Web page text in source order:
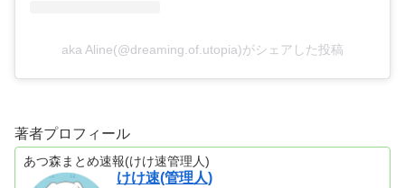
aka Aline(@dreaming.of.utopia)がシェアした投稿
著者プロフィール
あつ森まとめ速報(けけ速管理人)
けけ速(管理人)